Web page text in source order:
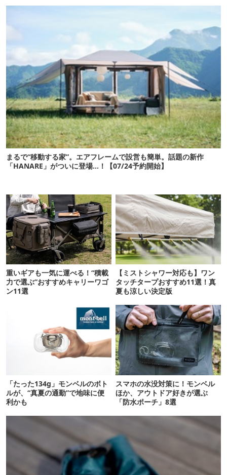
まるで“移動する家”。エアフレームで設営も簡単。話題の新作
「HANARE」がついに登場…！【07/24予約開始】
重いギアも一気に運べる！“積載
力で選ぶ”おすすめキャリーワゴ
ン11選
【ミストシャワー対応も】ワン
タッチタープおすすめ11選！真
夏も涼しい決定版
「たった134g」モンベルのボト
ルが、“真夏の通勤”で地味に便
利かも
スマホの水没対策に！モンベル
ほか、アウトドア好きが選ぶ
「防水ポーチ」8選